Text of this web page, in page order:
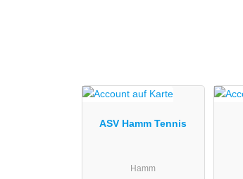
ASV Hamm Tennis
Hamm